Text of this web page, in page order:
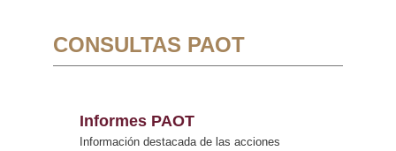
CONSULTAS PAOT
Informes PAOT
Información destacada de las acciones